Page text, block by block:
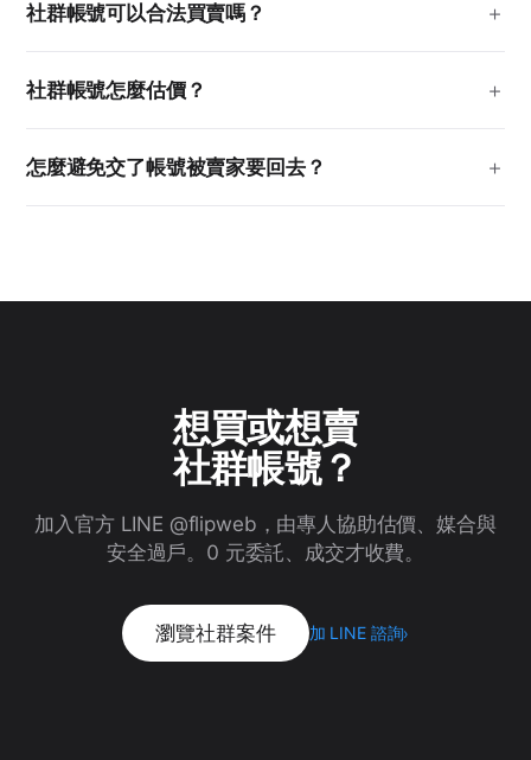
社群帳號可以合法買賣嗎？
社群帳號怎麼估價？
怎麼避免交了帳號被賣家要回去？
想買或想賣
社群帳號？
加入官方 LINE @flipweb，由專人協助估價、媒合與
安全過戶。0 元委託、成交才收費。
瀏覽社群案件 加 LINE 諮詢›